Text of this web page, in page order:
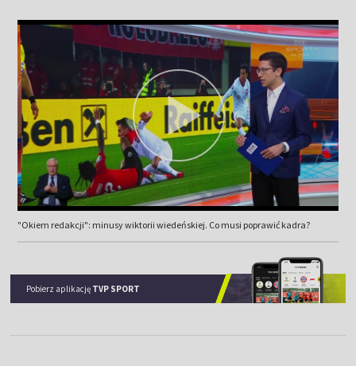
"Okiem redakcji": minusy wiktorii wiedeńskiej. Co musi poprawić kadra?
Pobierz aplikację TVP SPORT